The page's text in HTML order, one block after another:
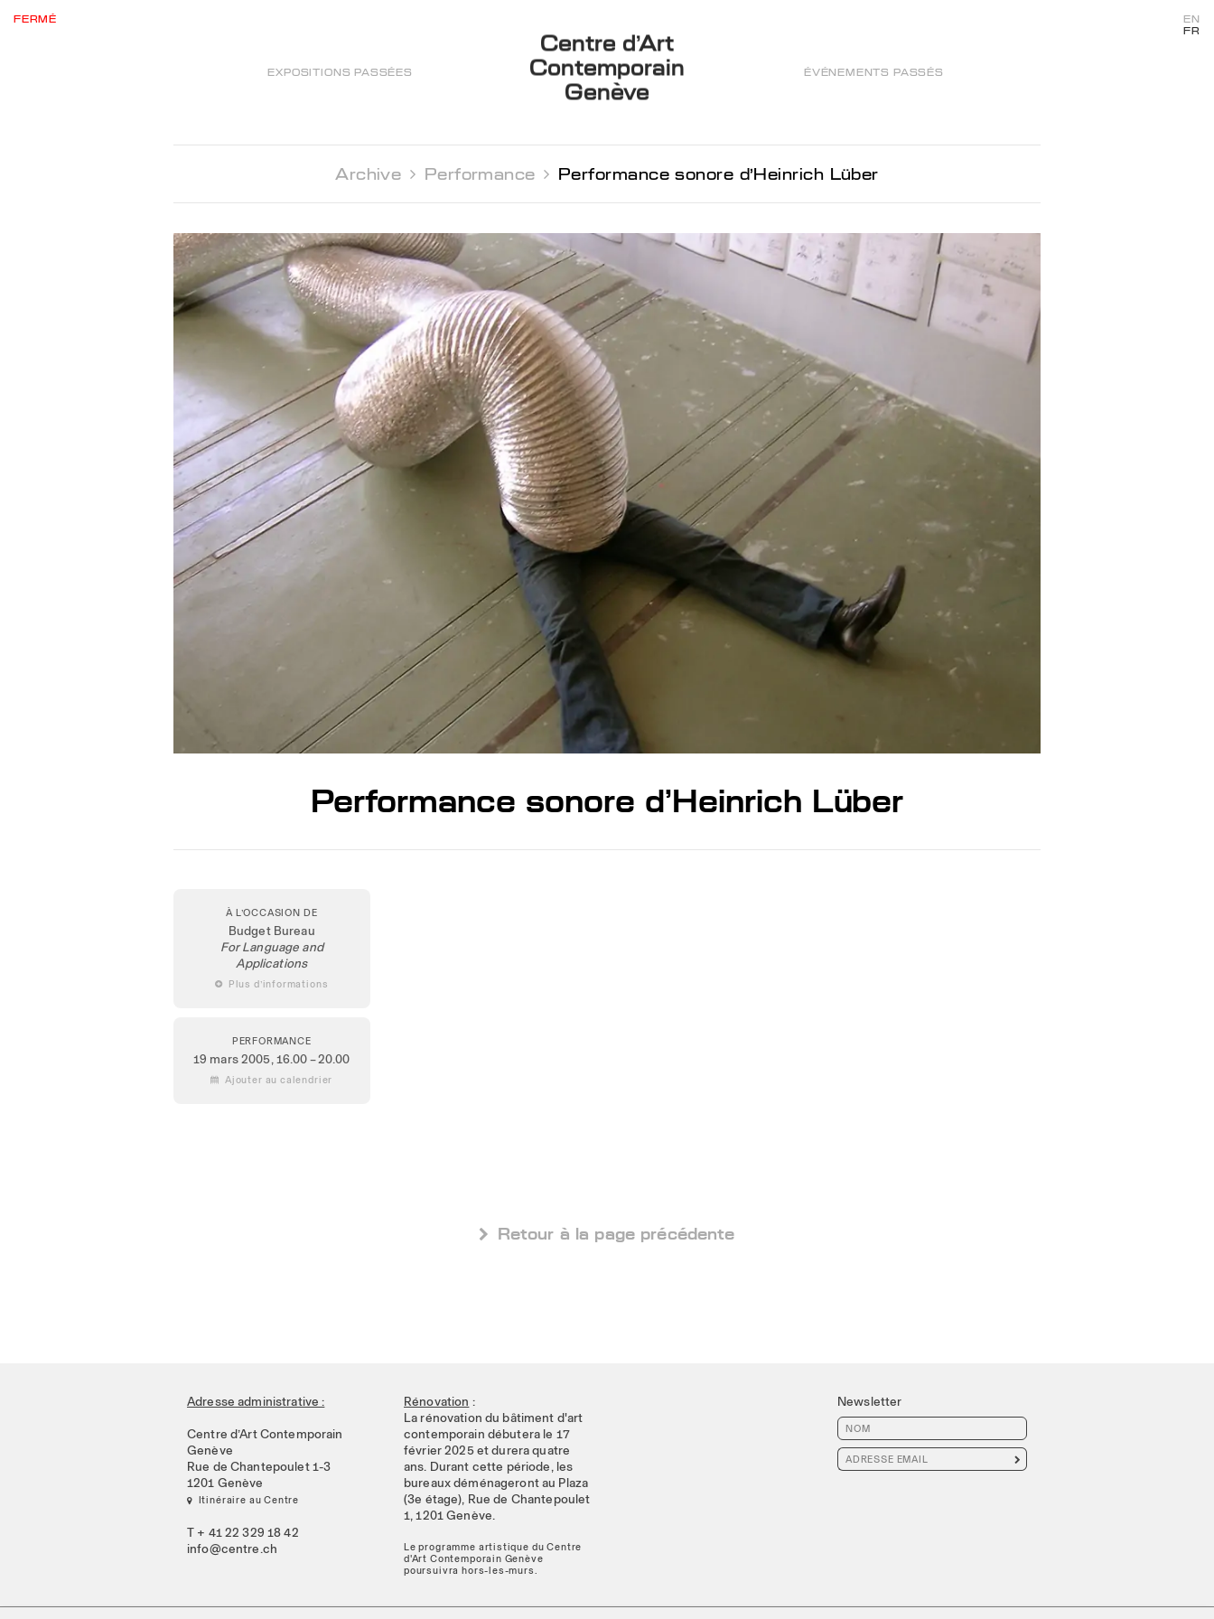
FERMÉ
EXPOSITIONS PASSÉES
Centre d’Art
Contemporain
Genève
ÉVÉNEMENTS PASSÉS
EN
FR
Archive  Performance  Performance sonore d’Heinrich Lüber
Performance sonore d’Heinrich Lüber
À L’OCCASION DE
Budget Bureau
For Language and
Applications
 Plus d’informations
PERFORMANCE
19 mars 2005, 16.00 – 20.00
 Ajouter au calendrier
 Retour à la page précédente
Adresse administrative :
Centre d’Art Contemporain
Genève
Rue de Chantepoulet 1-3
1201 Genève
 Itinéraire au Centre
T + 41 22 329 18 42
info@centre.ch
Rénovation :
La rénovation du bâtiment d'art
contemporain débutera le 17
février 2025 et durera quatre
ans. Durant cette période, les
bureaux déménageront au Plaza
(3e étage), Rue de Chantepoulet
1, 1201 Genève.
Le programme artistique du Centre
d'Art Contemporain Genève
poursuivra hors-les-murs.
Newsletter
